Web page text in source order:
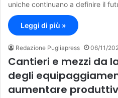
uniche continuano a definire il
Leggi di più »
Redazione Pugliapress 06/11/
Cantieri e mezzi da
degli
aumentare